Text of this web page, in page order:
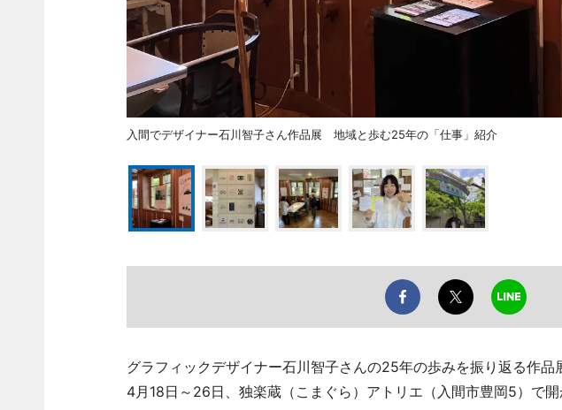
入間でデザイナー石川智子さん作品展 地域と歩む25年の「仕事」紹介
グラフィックデザイナー石川智子さんの25年の歩みを振り返る作
4月18日～26日、独楽蔵（こまぐら）アトリエ（入間市豊岡5）で開